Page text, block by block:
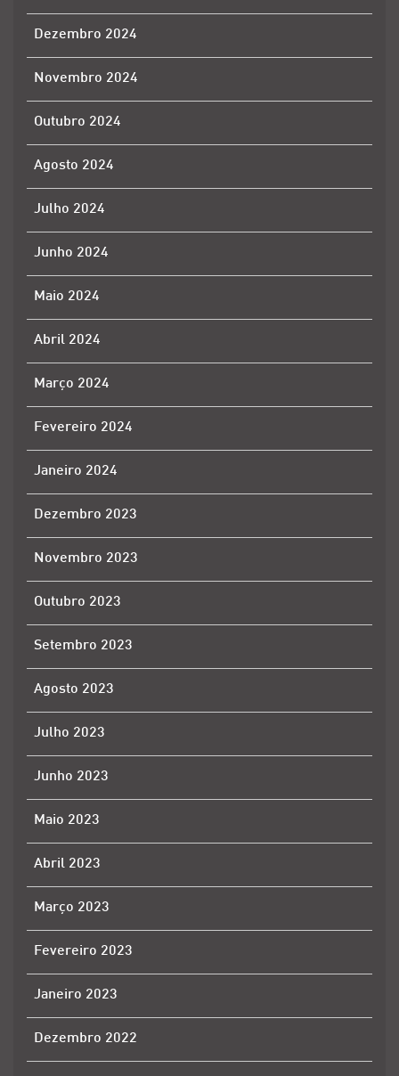
Dezembro 2024
Novembro 2024
Outubro 2024
Agosto 2024
Julho 2024
Junho 2024
Maio 2024
Abril 2024
Março 2024
Fevereiro 2024
Janeiro 2024
Dezembro 2023
Novembro 2023
Outubro 2023
Setembro 2023
Agosto 2023
Julho 2023
Junho 2023
Maio 2023
Abril 2023
Março 2023
Fevereiro 2023
Janeiro 2023
Dezembro 2022